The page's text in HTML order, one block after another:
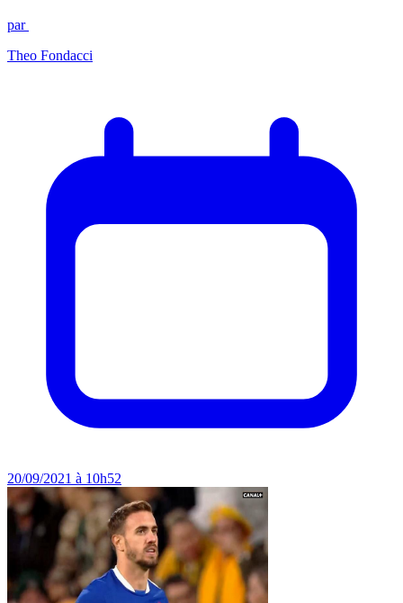
par
Theo Fondacci
20/09/2021 à 10h52